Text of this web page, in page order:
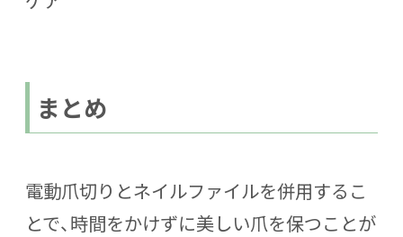
まとめ
電動爪切りとネイルファイルを併用するこ
とで、時間をかけずに美しい爪を保つことが